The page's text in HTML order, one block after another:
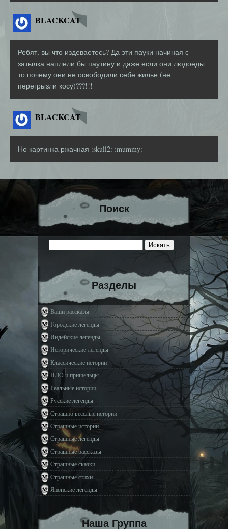
BLACKCAT
Ребят, вы что издеваетесь? Да эти пауки начиная с
затылка наплели бы паутину и даже если они людоеды
то почему они не освободили себе жилье (не
перегрызли косу)???!!!
BLACKCAT
Но картинка ржачная :skull2: :mummy:
Поиск
Разделы
Ваши рассказы
Городские легенды
Индейские легенды
Исторические легенды
Классические истории
НЛО и пришельцы
Реальные истории
Русские легенды
Страшно весёлые истории
Страшные истории
Страшные легенды
Страшные рассказы
Страшные сказки
Страшные стихи
Японские легенды
Наша Группа